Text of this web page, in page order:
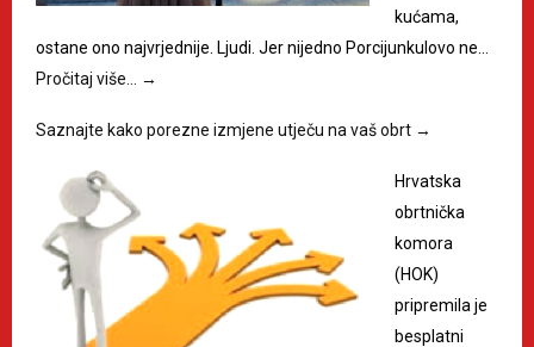
kućama,
ostane ono najvrjednije. Ljudi. Jer nijedno Porcijunkulovo ne…
Pročitaj više…
→
Saznajte kako porezne izmjene utječu na vaš obrt →
Hrvatska
obrtnička
komora
(HOK)
pripremila je
besplatni